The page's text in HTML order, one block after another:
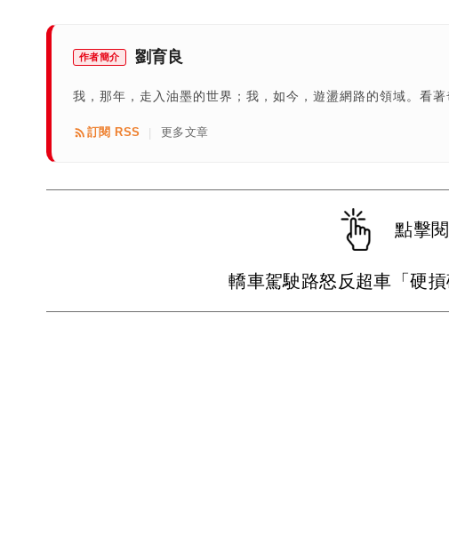
作者簡介 劉育良
我，那年，走入油墨的世界；我，如今，遊盪網路的領域。看
訂閱 RSS | 更多文章
點擊
轎車駕駛路怒反超車「硬